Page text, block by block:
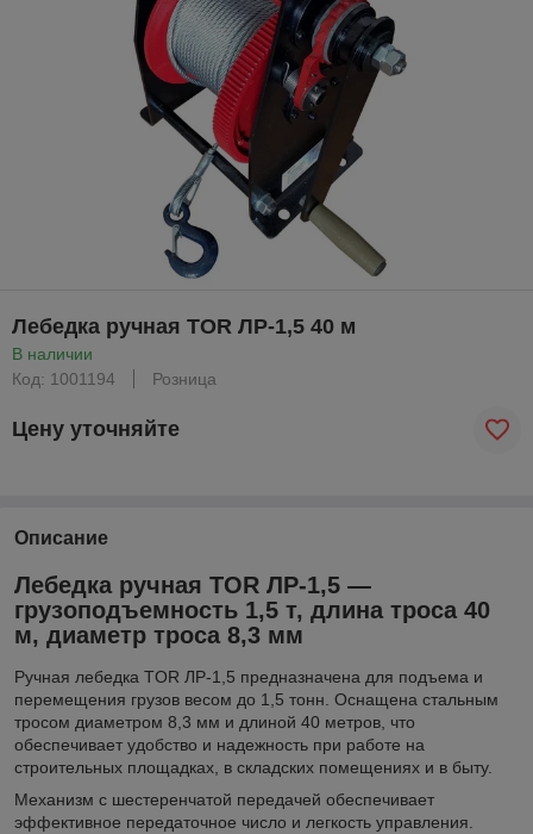
Лебедка ручная TOR ЛР-1,5 40 м
В наличии
Код: 1001194
Розница
Цену уточняйте
Описание
Лебедка ручная TOR ЛР-1,5 —
грузоподъемность 1,5 т, длина троса 40
м, диаметр троса 8,3 мм
Ручная лебедка TOR ЛР-1,5 предназначена для подъема и
перемещения грузов весом до 1,5 тонн. Оснащена стальным
тросом диаметром 8,3 мм и длиной 40 метров, что
обеспечивает удобство и надежность при работе на
строительных площадках, в складских помещениях и в быту.
Механизм с шестеренчатой передачей обеспечивает
эффективное передаточное число и легкость управления.